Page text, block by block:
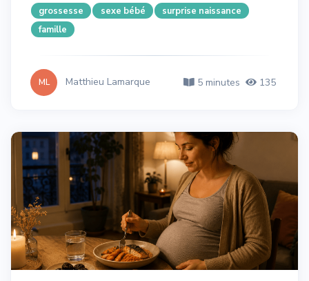
grossesse sexe bébé
surprise naissance
famille
ML Matthieu Lamarque 5 minutes 135